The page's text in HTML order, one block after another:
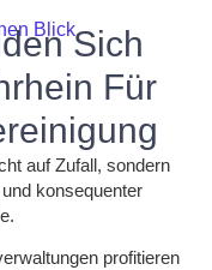
BlickSich
Für
auf Zufall, sondern
konsequenter
profitieren